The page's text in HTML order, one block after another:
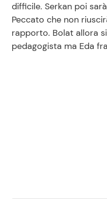
difficile. Serkan poi
Peccato che non
rapporto. Bolat allora
pedagogista ma Eda